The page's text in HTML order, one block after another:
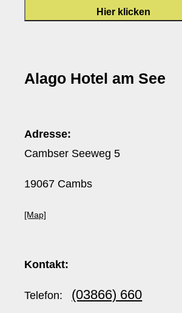
Hier klicken
Alago Hotel am See
Adresse:
Cambser Seeweg 5
19067 Cambs
[Map]
Kontakt:
Telefon: (03866) 660